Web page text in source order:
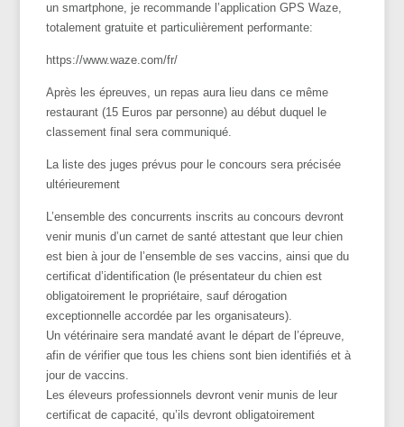
un smartphone, je recommande l’application GPS Waze,
totalement gratuite et particulièrement performante:
https://www.waze.com/fr/
Après les épreuves, un repas aura lieu dans ce même
restaurant (15 Euros par personne) au début duquel le
classement final sera communiqué.
La liste des juges prévus pour le concours sera précisée
ultérieurement
L’ensemble des concurrents inscrits au concours devront
venir munis d’un carnet de santé attestant que leur chien
est bien à jour de l’ensemble de ses vaccins, ainsi que du
certificat d’identification (le présentateur du chien est
obligatoirement le propriétaire, sauf dérogation
exceptionnelle accordée par les organisateurs).
Un vétérinaire sera mandaté avant le départ de l’épreuve,
afin de vérifier que tous les chiens sont bien identifiés et à
jour de vaccins.
Les éleveurs professionnels devront venir munis de leur
certificat de capacité, qu’ils devront obligatoirement